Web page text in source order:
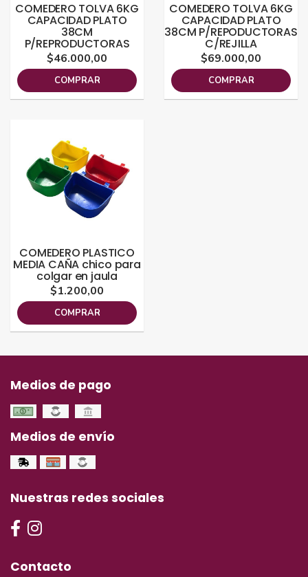
COMEDERO TOLVA 6KG
CAPACIDAD PLATO
38CM
P/REPRODUCTORAS
$46.000,00
COMPRAR
COMEDERO TOLVA 6KG
CAPACIDAD PLATO
38CM P/REPODUCTORAS
C/REJILLA
$69.000,00
COMPRAR
COMEDERO PLASTICO
MEDIA CAÑA chico para
colgar en jaula
$1.200,00
COMPRAR
Medios de pago
Medios de envío
Nuestras redes sociales
Contacto